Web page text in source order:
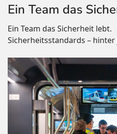
Ein Team das
Ein Team das Sicherheit
Sicherheitsstandards – hinter